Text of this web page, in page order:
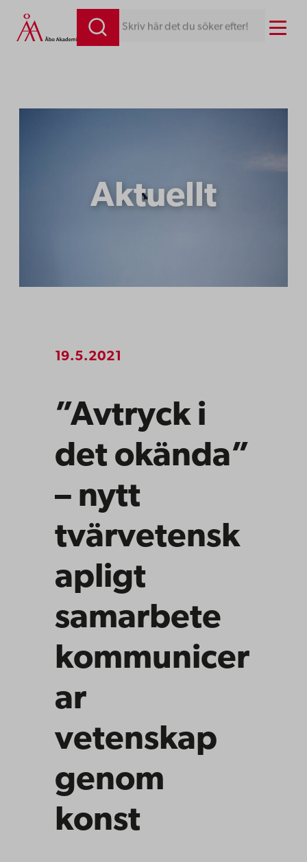
Hoppa
till
Skriv här det du söker efter! Menu
Aktuellt
19.5.2021
”Avtryck i
det okända”
– nytt
tvärvetensk
apligt
samarbete
kommunicer
ar
vetenskap
genom
konst